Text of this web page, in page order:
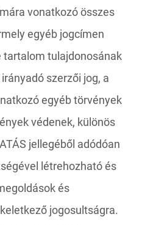
vonatkozó összes
egyéb jogcímen
tartalom tulajdonosának
szerzői jog, a
egyéb törvények
védenek, különös
jellegéből adódóan
létrehozható és
és
jogosultságra.